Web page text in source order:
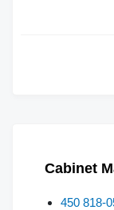
Cabinet
450 818-